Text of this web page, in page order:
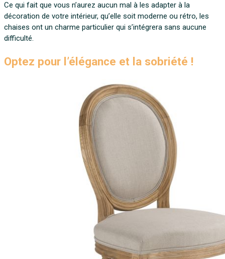
Ce qui fait que vous n’aurez aucun mal à les adapter à la
décoration de votre intérieur, qu’elle soit moderne ou rétro, les
chaises ont un charme particulier qui s’intégrera sans aucune
difficulté.
Optez pour l’élégance et la sobriété !